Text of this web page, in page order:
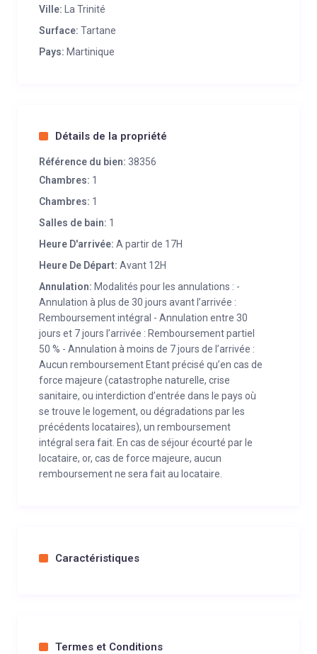
Ville:
La Trinité
Surface: Tartane
Pays: Martinique
Détails de la propriété
Référence du bien: 38356
Chambres: 1
Chambres: 1
Salles de bain: 1
Heure D'arrivée: A partir de 17H
Heure De Départ: Avant 12H
Annulation: Modalités pour les annulations : -
Annulation à plus de 30 jours avant l’arrivée :
Remboursement intégral - Annulation entre 30
jours et 7 jours l’arrivée : Remboursement partiel
50 % - Annulation à moins de 7 jours de l’arrivée :
Aucun remboursement Etant précisé qu’en cas de
force majeure (catastrophe naturelle, crise
sanitaire, ou interdiction d’entrée dans le pays où
se trouve le logement, ou dégradations par les
précédents locataires), un remboursement
intégral sera fait. En cas de séjour écourté par le
locataire, or, cas de force majeure, aucun
remboursement ne sera fait au locataire.
Caractéristiques
Termes et Conditions